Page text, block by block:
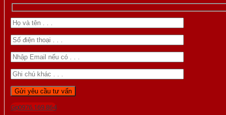
Gọi 0976.169.864